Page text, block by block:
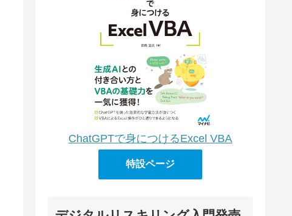
ChatGPTで身につけるExcel VBA
特設ページ